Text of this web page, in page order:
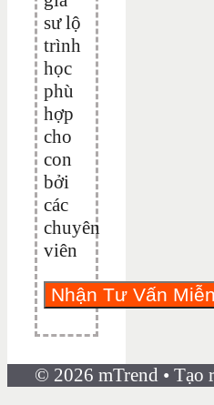
sư lộ
trình
học
phù
hợp
cho
con
bởi
các
chuyên
viên
© 2026 mTrend • Tạo